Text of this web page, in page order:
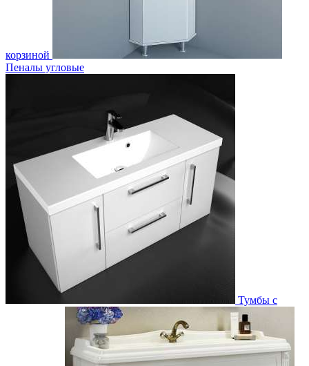
корзиной
Пеналы угловые
Тумбы с